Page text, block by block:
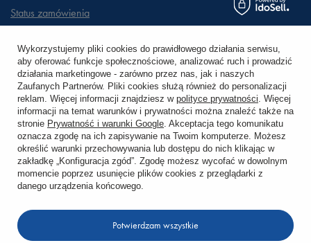
Status zamówienia
Chcę zareklamować produkt
Chcę zwrócić produkt
Chcę wymienić towar
KONTO
Wykorzystujemy pliki cookies do prawidłowego działania serwisu,
aby oferować funkcje społecznościowe, analizować ruch i prowadzić
działania marketingowe - zarówno przez nas, jak i naszych
Zaufanych Partnerów. Pliki cookies służą również do personalizacji
reklam. Więcej informacji znajdziesz w polityce prywatności. Więcej
informacji na temat warunków i prywatności można znaleźć także na
stronie Prywatność i warunki Google. Akceptacja tego komunikatu
oznacza zgodę na ich zapisywanie na Twoim komputerze. Możesz
określić warunki przechowywania lub dostępu do nich klikając w
zakładkę „Konfiguracja zgód”. Zgodę możesz wycofać w dowolnym
momencie poprzez usunięcie plików cookies z przeglądarki z
danego urządzenia końcowego.
Potwierdzam wszystkie